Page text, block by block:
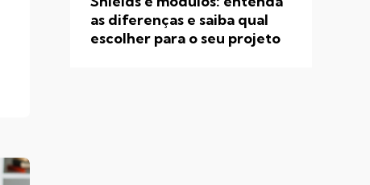
as diferenças e saiba qual
escolher para o seu projeto